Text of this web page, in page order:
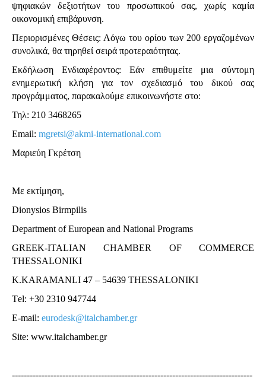
ψηφιακών δεξιοτήτων του προσωπικού σας, χωρίς καμία
οικονομική επιβάρυνση.
Περιορισμένες Θέσεις: Λόγω του ορίου των 200 εργαζομένων
συνολικά, θα τηρηθεί σειρά προτεραιότητας.
Εκδήλωση Ενδιαφέροντος: Εάν επιθυμείτε μια σύντομη
ενημερωτική κλήση για τον σχεδιασμό του δικού σας
προγράμματος, παρακαλούμε επικοινωνήστε στο:
Τηλ: 210 3468265
Email: mgretsi@akmi-international.com
Μαριεύη Γκρέτση
Με εκτίμηση,
Dionysios Birmpilis
Department of European and National Programs
GREEK-ITALIAN CHAMBER OF COMMERCE
THESSALONIKI
K.KARAMANLI 47 – 54639 THESSALONIKI
Τel: +30 2310 947744
E-mail: eurodesk@italchamber.gr
Site: www.italchamber.gr
---------------------------------------------------------------------------------